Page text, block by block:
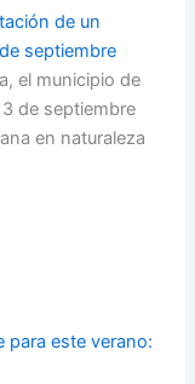
de un
septiembre
el municipio de
de septiembre
en naturaleza
para este verano: